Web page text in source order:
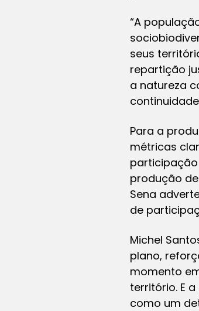
“A
seus
repartição
a natureza
Para a
métricas
produção
Sena
de
Michel
plano,
momento
território. E
como um